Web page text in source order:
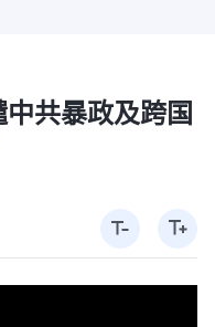
共暴政及跨国